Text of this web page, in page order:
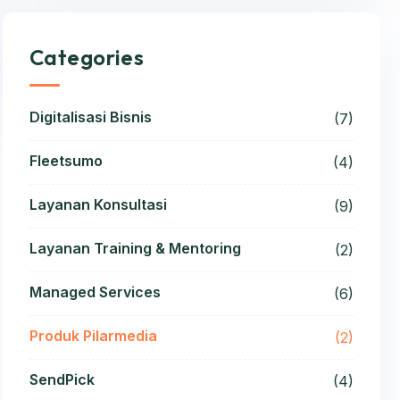
Categories
Digitalisasi Bisnis (7)
Fleetsumo (4)
Layanan Konsultasi (9)
Layanan Training & Mentoring (2)
Managed Services (6)
Produk Pilarmedia (2)
SendPick (4)